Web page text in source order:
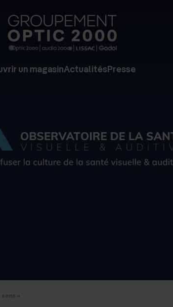
Optic
-
-
Lissac
-
un magasinActualitésPresse
»